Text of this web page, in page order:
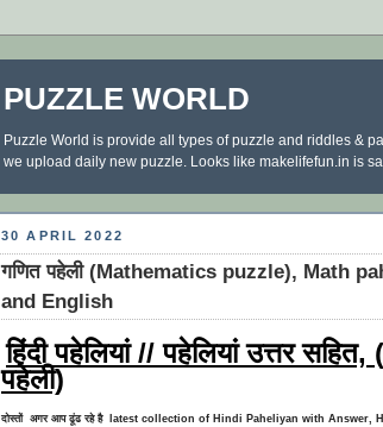
PUZZLE WORLD
Puzzle World is provide all types of puzzle and riddles &
we upload daily new puzzle. Looks like makelifefun.in is
30 APRIL 2022
गणित पहेली (Mathematics puzzle), Math
and English
हिंदी पहेलियां // पहेलियां उत्तर सहित,
पहेली)
दोस्तों अगर आप ढूंढ रहे है latest collection of Hindi Paheliyan with Answer ,